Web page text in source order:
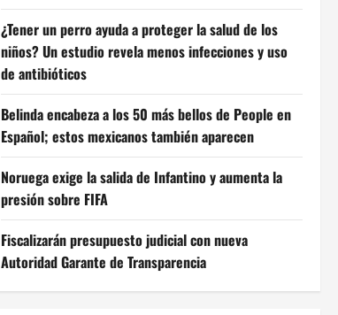
¿Tener un perro ayuda a proteger la salud de los
niños? Un estudio revela menos infecciones y uso
de antibióticos
Belinda encabeza a los 50 más bellos de People en
Español; estos mexicanos también aparecen
Noruega exige la salida de Infantino y aumenta la
presión sobre FIFA
Fiscalizarán presupuesto judicial con nueva
Autoridad Garante de Transparencia